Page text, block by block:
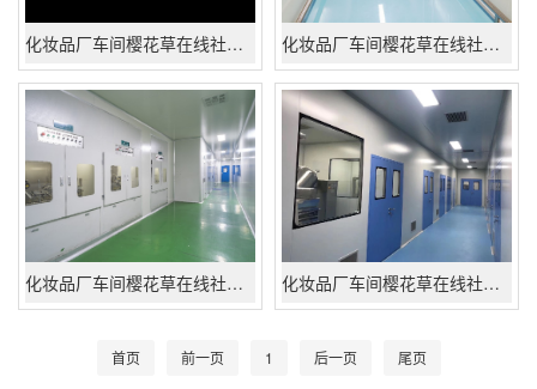
化妆品厂车间樱花草在线社区www日本高清工程 化妆品厂车间樱花草在线社区www日本高清工程
化妆品厂车间樱花草在线社区www日本高清工程 化妆品厂车间樱花草在线社区www日本高清工程
首页 前一页 1 后一页 尾页